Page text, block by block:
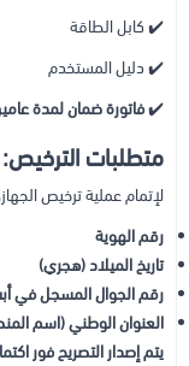
✔️ كابل الطاقة
✔️ دليل المستخدم
✔️فاتورة ضمان لمدة
متطلبات الترخيص:
لإتمام عملية ترخيص
رقم الهوية
تاريخ الميلاد (هجري)
رقم الجوال المسجل في
العنوان الوطني (اسم
يتم إصدار التصريح فور